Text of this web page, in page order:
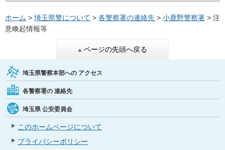
ホーム > 埼玉県警について > 各警察署の連絡先 > 小鹿野警察署 > 注
意喚起情報等
ページの先頭へ戻る
埼玉県警察本部への アクセス
各警察署の 連絡先
埼玉県 公安委員会
このホームページについて
プライバシーポリシー